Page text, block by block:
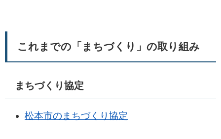
これまでの「まちづくり」の取り組み
まちづくり協定
松本市のまちづくり協定